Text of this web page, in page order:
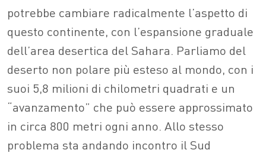
potrebbe cambiare radicalmente l’aspetto di
questo continente, con l’espansione graduale
dell’area desertica del Sahara. Parliamo del
deserto non polare più esteso al mondo, con i
suoi 5,8 milioni di chilometri quadrati e un
“avanzamento” che può essere approssimato
in circa 800 metri ogni anno. Allo stesso
problema sta andando incontro il Sud